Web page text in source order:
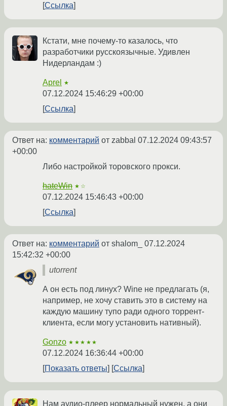
Ссылка
Кстати, мне почему-то казалось, что
разработчики русскоязычные. Удивлен
Нидерландам :)
Aprel ★
07.12.2024 15:46:29 +00:00
Ссылка
Ответ на: комментарий от zabbal 07.12.2024 09:43:57
+00:00
Либо настройкой торовского прокси.
hateWin ★☆
07.12.2024 15:46:43 +00:00
Ссылка
Ответ на: комментарий от shalom_ 07.12.2024
15:42:32 +00:00
utorrent
А он есть под линух? Wine не предлагать (я,
например, не хочу ставить это в систему на
каждую машину тупо ради одного торрент-
клиента, если могу установить нативный).
Gonzo ★★★★★
07.12.2024 16:36:44 +00:00
Показать ответы
Ссылка
Нам аудио-плеер нормальный нужен, а они